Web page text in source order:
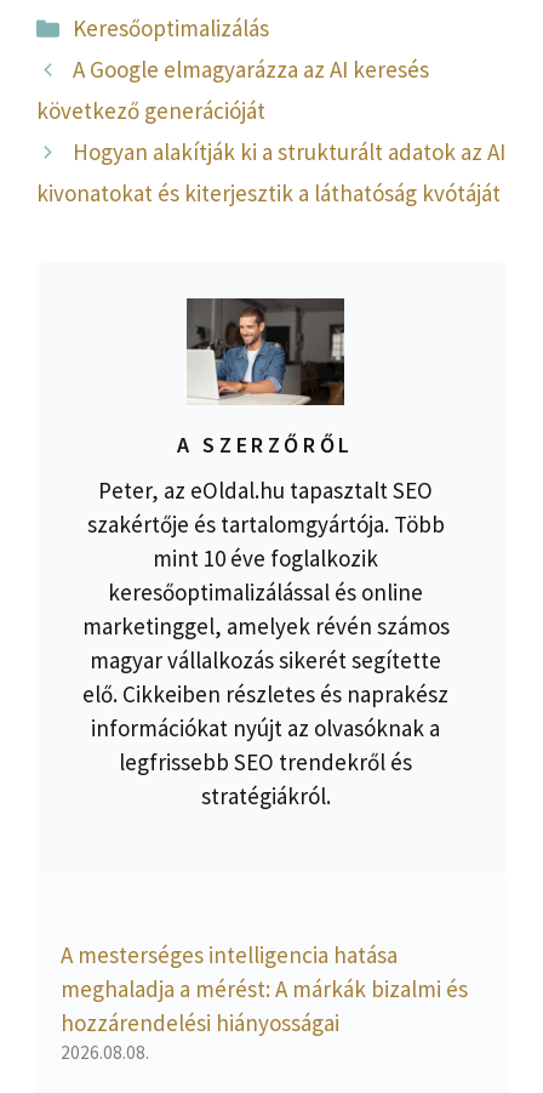
Kategória
Keresőoptimalizálás
A Google elmagyarázza az AI keresés
következő generációját
Hogyan alakítják ki a strukturált adatok az AI
kivonatokat és kiterjesztik a láthatóság kvótáját
A SZERZŐRŐL
Peter, az eOldal.hu tapasztalt SEO
szakértője és tartalomgyártója. Több
mint 10 éve foglalkozik
keresőoptimalizálással és online
marketinggel, amelyek révén számos
magyar vállalkozás sikerét segítette
elő. Cikkeiben részletes és naprakész
információkat nyújt az olvasóknak a
legfrissebb SEO trendekről és
stratégiákról.
A mesterséges intelligencia hatása
meghaladja a mérést: A márkák bizalmi és
hozzárendelési hiányosságai
2026.08.08.